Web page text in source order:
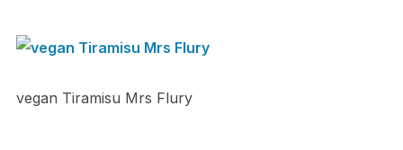
vegan Tiramisu Mrs Flury